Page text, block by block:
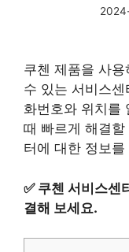
쿠첸 제품을 사
수 있는 서비스
화번호와 위치를
때 빠르게 해결
터에 대한 정보
✅ 쿠첸 서비스센
결해 보세요.